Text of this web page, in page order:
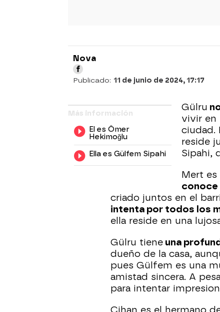
Nova
Publicado: 11 de junio de 2024, 17:17
Más información
El es Ömer
Hekimoğlu
Ella es Gülfem Sipahi
Gülru
vivir en
ciudad.
reside
Sipahi,
Mert es
conoce
criado juntos en el
intenta por todos los
ella reside en una
Gülru tiene una
dueño de la casa,
pues Gülfem es una
amistad sincera. A
para intentar
Cihan es el hermano